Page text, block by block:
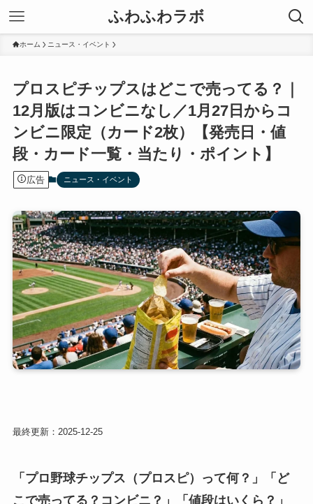
ふわふわラボ
ホーム ニュース・イベント
プロスピチップスはどこで売ってる？｜
12月版はコンビニなし／1月27日からコ
ンビニ限定（カード2枚）【発売日・値
段・カード一覧・当たり・ポイント】
広告 ニュース・イベント
最終更新：2025-12-25
「プロ野球チップス（プロスピ）って何？」「ど
こで売ってる？コンビニ？」「値段はいくら？」